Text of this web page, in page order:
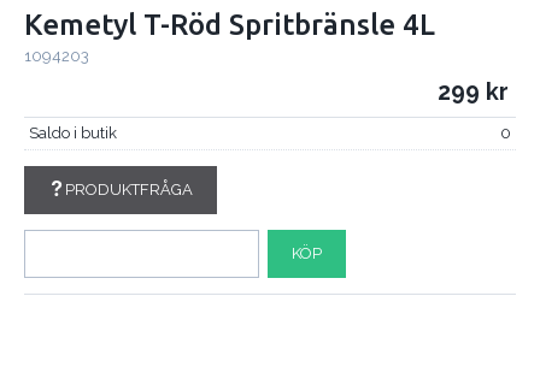
Kemetyl T-Röd Spritbränsle 4L
1094203
299
Saldo i butik 0
PRODUKTFRÅGA
KÖP